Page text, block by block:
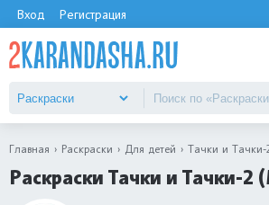
Вход Регистрация
Главная Раскраски Для детей Тачки и Тачки-
Раскраски Тачки и Тачки-2